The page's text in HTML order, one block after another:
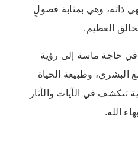
ذاته، وهي بمثابة فصولٍ
العظيم.
في حاجة ماسة إلى رؤية
البشري، وطبيعة الحياة
تتكشف في الآيات والآثار
الله.